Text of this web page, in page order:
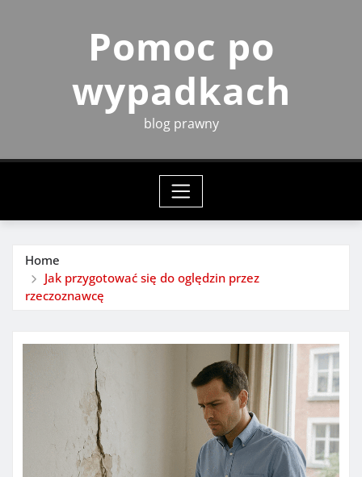
Pomoc po
wypadkach
blog prawny
Home
Jak przygotować się do oględzin przez
rzeczoznawcę